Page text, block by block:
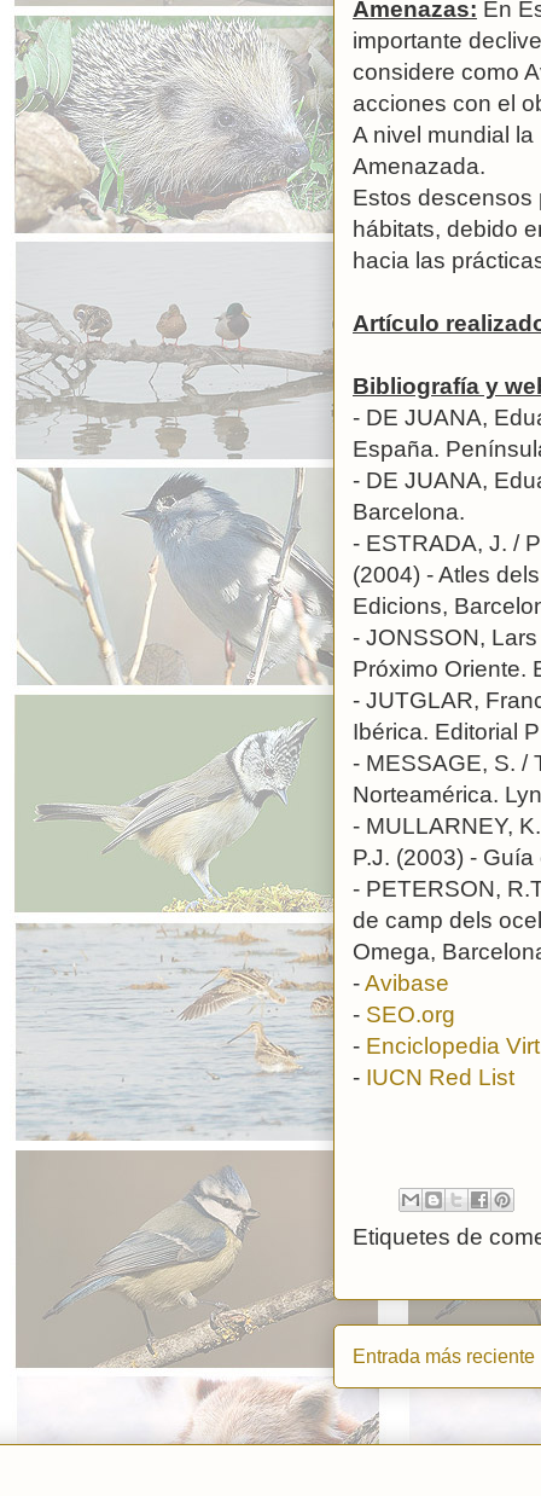
Amenazas: En
importante
considere como
acciones con el
A nivel mundial
Amenazada.
Estos descensos
hábitats, debido
hacia las
Artículo
Bibliografía y
- DE JUANA,
España.
- DE JUANA,
Barcelona.
- ESTRADA, J. /
(2004) - Atles
Edicions,
- JONSSON,
Próximo Oriente.
- JUTGLAR,
Ibérica. Editorial
- MESSAGE, S. /
Norteamérica.
- MULLARNEY,
P.J. (2003) -
- PETERSON,
de camp dels
Omega,
-Avibase
- SEO.org
- Enciclopedia
- IUCN Red List
Etiquetes de
Entrada más reciente